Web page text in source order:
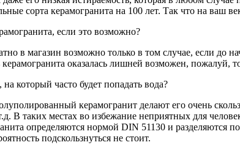
сорта керамогранита на 100 лет. Так что на ваш
если это возможно?
в магазин возможно только в том случае, если до
оказалась лишней возможен,
который часто будет попадать вода?
керамогранит делают его очень
В таких местах во избежание неприятных для
определяются нормой DIN 51130 и
подскользнуться не стоит.